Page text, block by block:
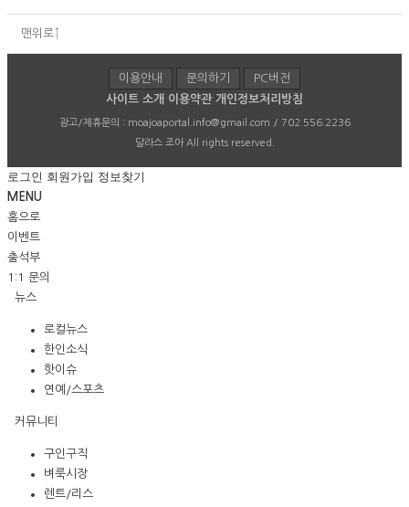
맨위로↑
이용안내 문의하기
PC버전
사이트 소개 이용약관 개인정보처리방침
광고/제휴문의 : moajoaportal.info@gmail.com / 702.556.2236
달라스 조아All rights reserved.
로그인 회원가입 정보찾기
MENU
홈으로
이벤트
출석부
1:1 문의
뉴스
로컬뉴스
한인소식
핫이슈
연예/스포츠
커뮤니티
구인구직
벼룩시장
렌트/리스